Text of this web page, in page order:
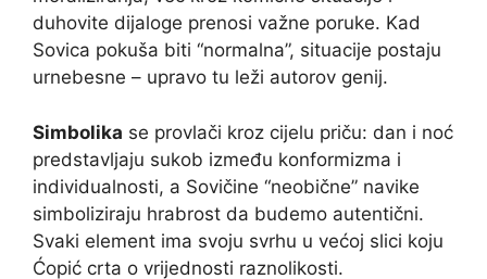
duhovite dijaloge prenosi važne poruke. Kad
Sovica pokuša biti “normalna”, situacije postaju
urnebesne – upravo tu leži autorov genij.
Simbolika se provlači kroz cijelu priču: dan i noć
predstavljaju sukob između konformizma i
individualnosti, a Sovičine “neobične” navike
simboliziraju hrabrost da budemo autentični.
Svaki element ima svoju svrhu u većoj slici koju
Ćopić crta o vrijednosti raznolikosti.